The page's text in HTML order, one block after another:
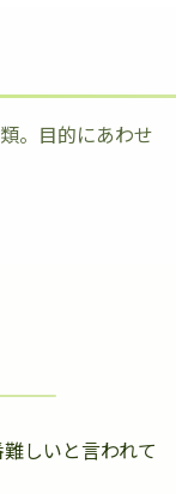
。目的にあわせ
しいと言われて